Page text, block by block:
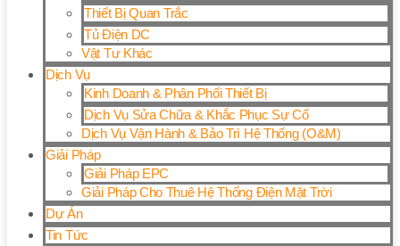
Thiết Bị Quan Trắc
Tủ Điện DC
Vật Tư Khác
Dịch Vụ
Kinh Doanh & Phân Phối Thiết Bị
Dịch Vụ Sửa Chữa & Khắc Phục Sự Cố
Dịch Vụ Vận Hành & Bảo Trì Hệ Thống (O&M)
Giải Pháp
Giải Pháp EPC
Giải Pháp Cho Thuê Hệ Thống Điện Mặt Trời
Dự Án
Tin Tức